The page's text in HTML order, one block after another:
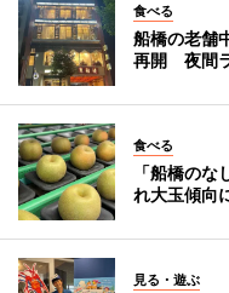
食べる
船橋の老舗
再開 夜間
食べる
「船橋の
れ大玉傾向
見る・遊ぶ